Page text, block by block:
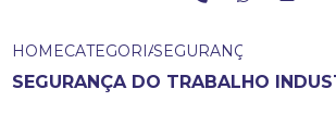
HOMECATEGORIASSEGURANÇA DO
SEGURANÇA DO TRABALHO